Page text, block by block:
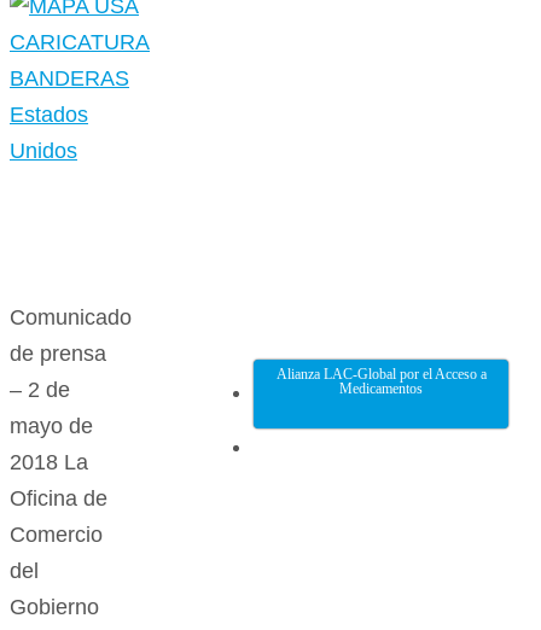
Comunicado
de prensa
– 2 de
mayo de
2018 La
Oficina de
Comercio
del
Gobierno
Alianza LAC-Global por el Acceso a
Medicamentos